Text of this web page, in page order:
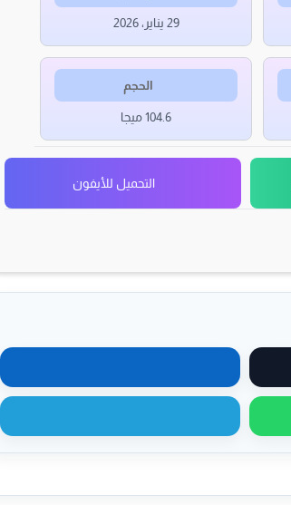
29 يناير، 2026
الحجم
104.6 ميجا
التحميل للأيفون
مشاركة على
مشاركة عبر تيليجرام